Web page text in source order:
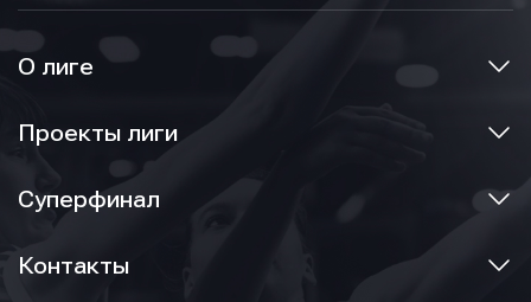
О лиге
Проекты лиги
Суперфинал
Контакты